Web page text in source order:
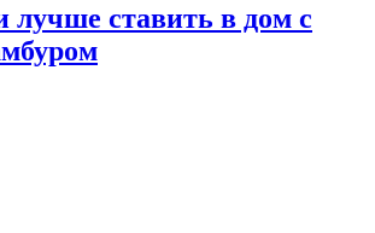
лучше ставить в дом с